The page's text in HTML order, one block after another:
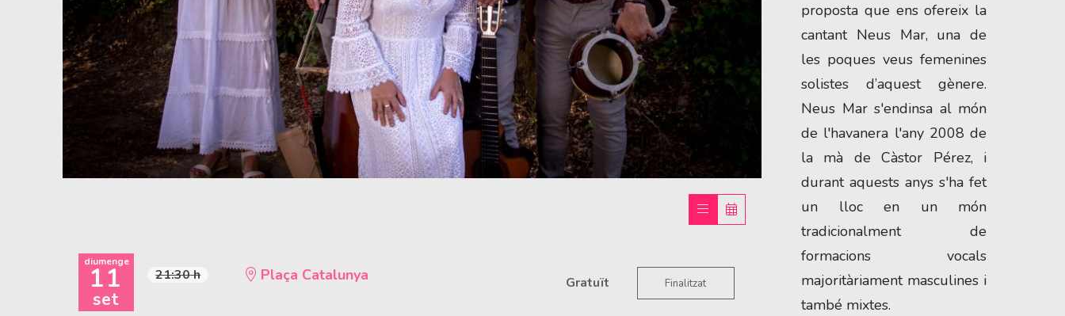
proposta que ens ofereix la
cantant Neus Mar, una de
les poques veus femenines
solistes d’aquest gènere.
Neus Mar s'endinsa al món
de l'havanera l'any 2008 de
la mà de Càstor Pérez, i
durant aquests anys s'ha fet
un lloc en un món
tradicionalment de
formacions vocals
majoritàriament masculines i
també mixtes.
diumenge
11
set
21:30 h Plaça Catalunya Gratuït Finalitzat